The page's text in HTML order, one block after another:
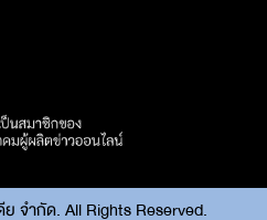
จำกัด. All Rights Reserved.